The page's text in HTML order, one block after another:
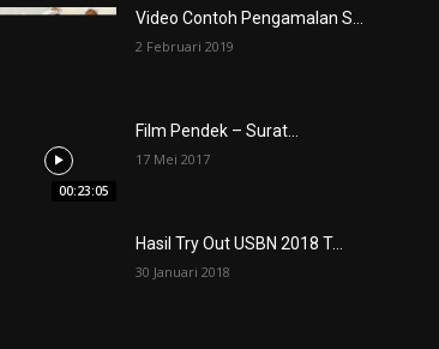
Video Contoh Pengamalan S...
2 Februari 2019
00:23:05
Film Pendek – Surat...
17 Mei 2017
Hasil Try Out USBN 2018 T...
30 Januari 2018